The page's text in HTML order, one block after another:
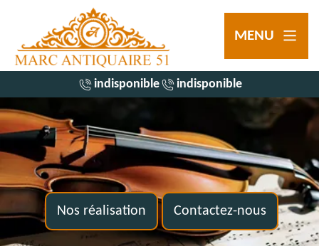
MENU
indisponible indisponible
Nos réalisation Contactez-nous